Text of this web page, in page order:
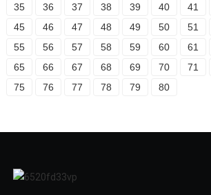
35
36 37 38 39 40 41
45
46 47 48 49 50 51
55
56 57 58 59 60 61
65
66 67 68 69 70 71
75
76 77 78 79 80